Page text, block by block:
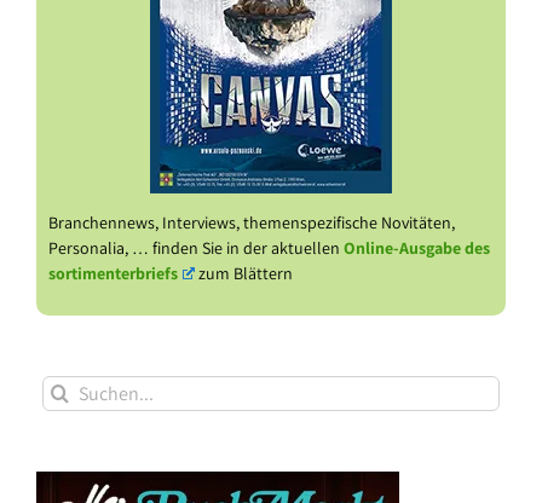
Branchennews, Interviews, themenspezifische Novitäten,
Personalia, … finden Sie in der aktuellen Online-Ausgabe des
sortimenterbriefs
zum Blättern
Suche
nach: